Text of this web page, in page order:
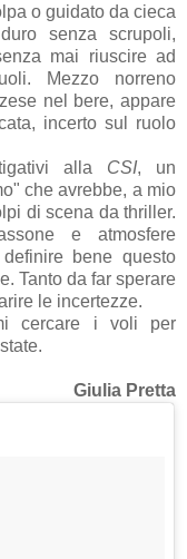
o guidato da cieca
senza scrupoli,
mai riuscire ad
Mezzo norreno
nel bere, appare
incerto sul ruolo
alla CSI, un
che avrebbe, a mio
di scena da thriller.
e atmosfere
bene questo
Tanto da far sperare
le incertezze.
cercare i voli per
Giulia Pretta